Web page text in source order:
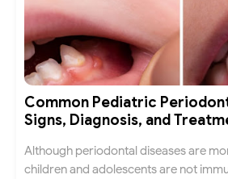
Common Pediatric
Signs, Diagnosis, and
Although periodontal diseases are
children and adolescents are not